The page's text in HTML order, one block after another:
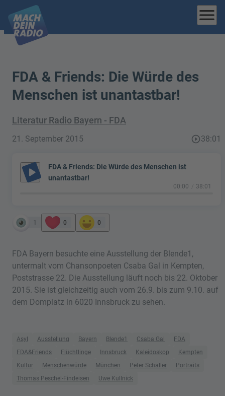
menu
FDA & Friends: Die Würde des
Menschen ist unantastbar!
Literatur Radio Bayern - FDA
21. September 2015 play_circle_outline38:01
play_arrow
FDA & Friends: Die Würde des Menschen ist
unantastbar!
00:00 38:01
1 0 0
FDA Bayern besuchte eine Ausstellung der Blende1,
untermalt vom Chansonpoeten Csaba Gal in Kempten,
Poststrasse 22. Die Ausstellung läuft noch bis 22. Oktober
2015. Sie ist gleichzeitig auch vom 26.9. bis zum 9.10. auf
dem Domplatz in 6020 Innsbruck zu sehen.
Asyl Ausstellung Bayern Blende1 Csaba Gal
FDA
FDA&Friends
Flüchtlinge Innsbruck Kaleidoskop
Kempten
Kultur
Menschenwürde München Peter Schaller
Portraits
Thomas Peschel-Findeisen
Uwe Kullnick